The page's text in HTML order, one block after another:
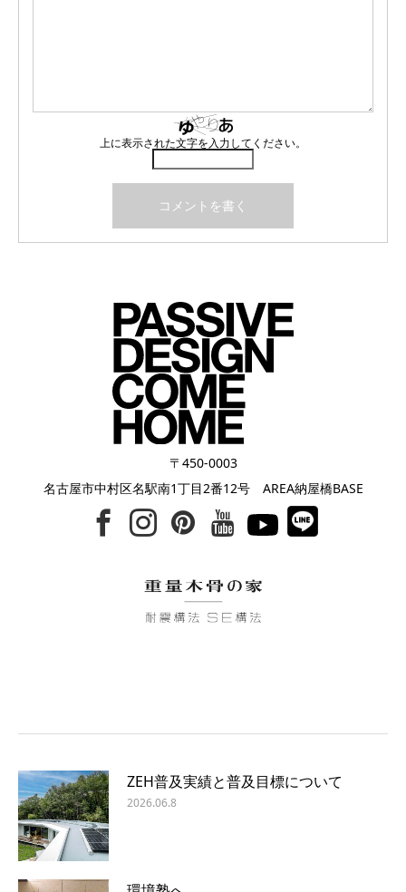
上に表示された文字を入力してください。
〒450-0003
名古屋市中村区名駅南1丁目2番12号 AREA納屋橋BASE
ZEH普及実績と普及目標について
2026.06.8